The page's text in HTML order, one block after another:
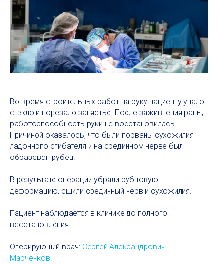
Во время строительных работ на руку пациенту упало
стекло и порезало запястье. После заживления раны,
работоспособность руки не восстановилась.
Причиной оказалось, что были порваны сухожилия
ладонного сгибателя и на срединном нерве был
образован рубец.
В результате операции убрали рубцовую
деформацию, сшили срединный нерв и сухожилия.
Пациент наблюдается в клинике до полного
восстановления.
Оперирующий врач: Сергей Александрович
Марченков.